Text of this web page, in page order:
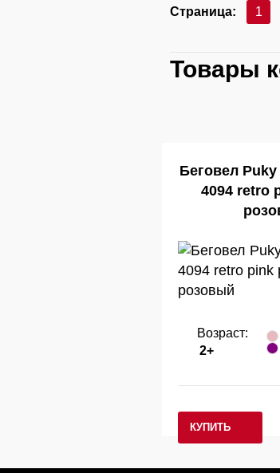
Страница: 1
Товары
Беговел
4094 retro
Возраст:
2+
КУПИТЬ